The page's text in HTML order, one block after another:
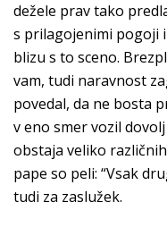
dežele prav tako
s prilagojenimi pogoji
blizu s to sceno.
vam, tudi naravnost
povedal, da ne bosta
v eno smer vozil
obstaja veliko
pape so peli: “Vsak
tudi za zaslužek.